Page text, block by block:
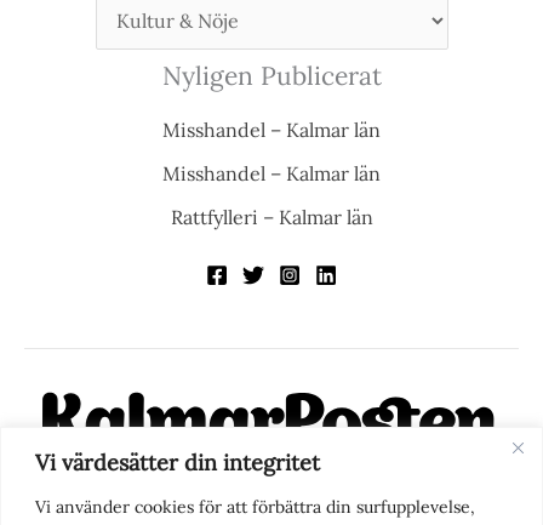
Vi värdesätter din integritet
Vi använder cookies för att förbättra din surfupplevelse,
Nyligen Publicerat
Misshandel – Kalmar län
Misshandel – Kalmar län
Rattfylleri – Kalmar län
KalmarPosten är en modern lokalnyhetstidning på nätet. Med
fokus på Kalmarregionen, men också med blick för det större